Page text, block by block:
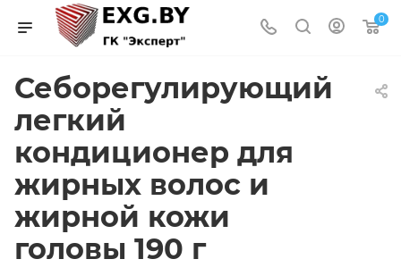
0
Себорегулирующий
легкий
кондиционер для
жирных волос и
жирной кожи
головы 190 г